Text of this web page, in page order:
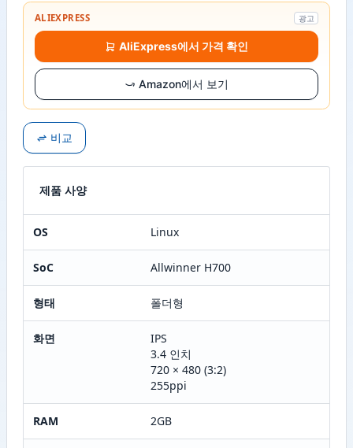
ALIEXPRESS 광고
AliExpress에서 가격 확인
Amazon에서 보기
비교
제품 사양
OS Linux
SoC Allwinner H700
형태 폴더형
화면
IPS
3.4 인치
720 × 480 (3:2)
255ppi
RAM 2GB